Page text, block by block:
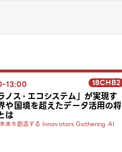
13:00 18CHB2
ノス・エコシステム」が実現す
や国境を超えたデータ活用の将
は
未来を創造する Innovators Gathering AI